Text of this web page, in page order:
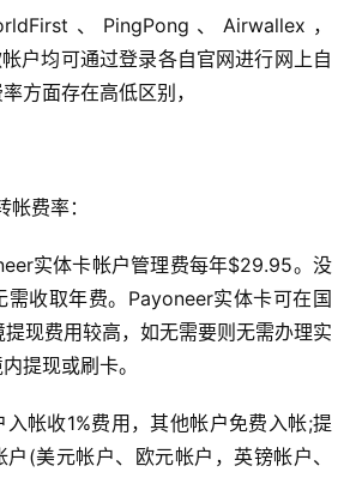
、PingPong、Airwallex，
户均可通过登录各自官网进行网上自
方面存在高低区别，
费率：
实体卡帐户管理费每年$29.95。没
需收取年费。Payoneer实体卡可在国
现费用较高，如无需要则无需办理实
提现或刷卡。
帐收1%费用，其他帐户免费入帐;提
(美元帐户、欧元帐户，英镑帐户、